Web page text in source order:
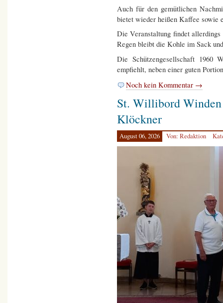
Auch für den gemütlichen
bietet wieder heißen Kaffee sowie
Die Veranstaltung findet
Regen bleibt die Kohle im Sack
Die Schützengesellschaft 1960
empfiehlt, neben einer guten
Noch kein Kommentar →
St. Willibord
Klöckner
August 06, 2026 Von: Redaktion